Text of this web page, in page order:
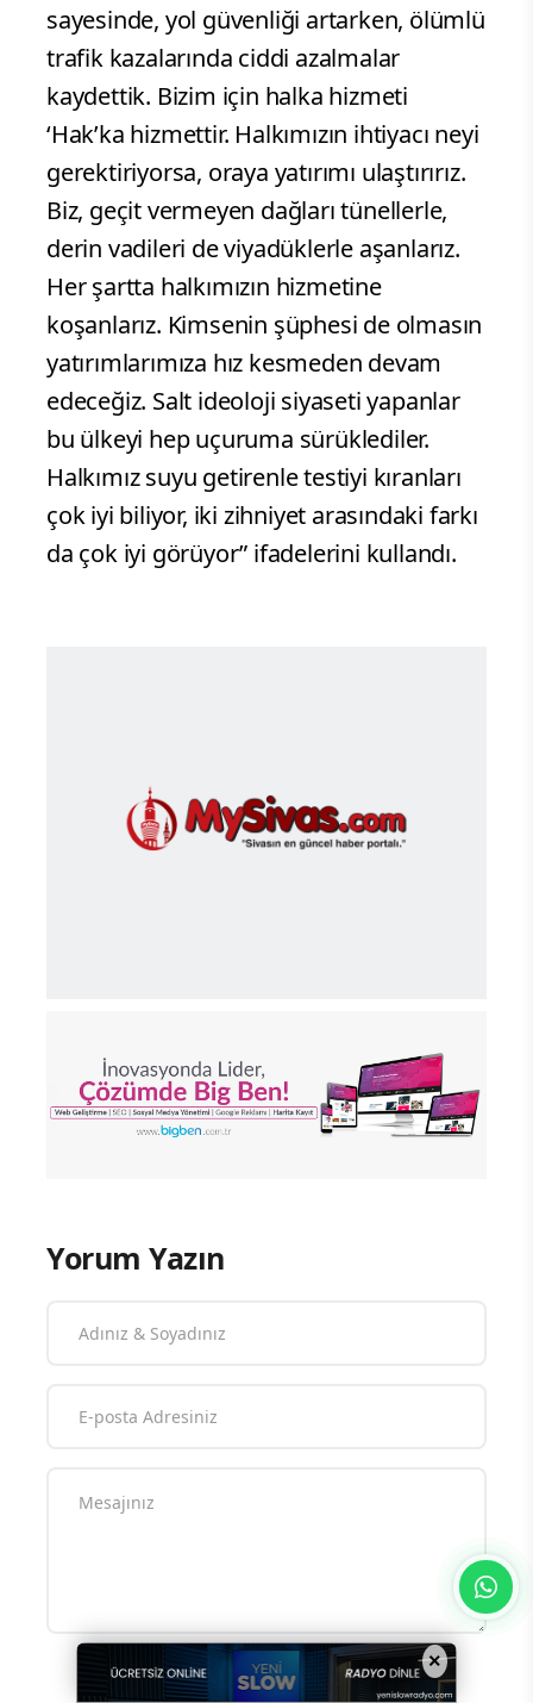
sayesinde, yol güvenliği artarken, ölümlü
trafik kazalarında ciddi azalmalar
kaydettik. Bizim için halka hizmeti
‘Hak’ka hizmettir. Halkımızın ihtiyacı neyi
gerektiriyorsa, oraya yatırımı ulaştırırız.
Biz, geçit vermeyen dağları tünellerle,
derin vadileri de viyadüklerle aşanlarız.
Her şartta halkımızın hizmetine
koşanlarız. Kimsenin şüphesi de olmasın
yatırımlarımıza hız kesmeden devam
edeceğiz. Salt ideoloji siyaseti yapanlar
bu ülkeyi hep uçuruma sürüklediler.
Halkımız suyu getirenle testiyi kıranları
çok iyi biliyor, iki zihniyet arasındaki farkı
da çok iyi görüyor” ifadelerini kullandı.
Yorum Yazın
×